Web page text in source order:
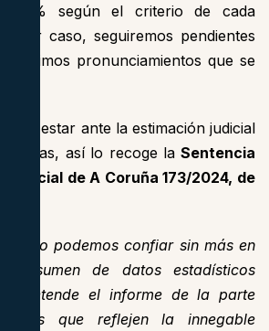
7% según el criterio de cada
caso, seguiremos pendientes
próximos pronunciamientos que se
de estar ante la estimación judicial
otras, así lo recoge la Sentencia
de A Coruña 173/2024, de
que no podemos confiar sin más en
y resumen de datos estadísticos
pretende el informe de la parte
más que reflejen la innegable